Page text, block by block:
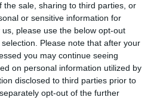
the sale, sharing to third parties, or
or sensitive information for
please use the below opt-out
Please note that after your
you may continue seeing
on personal information utilized by
disclosed to third parties prior to
opt-out of the further
για τη σύντροφό του